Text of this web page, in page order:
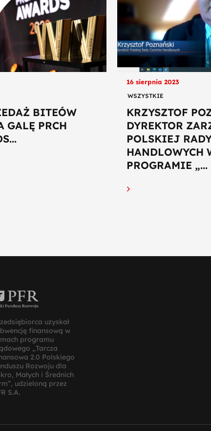
BITEÓW
GALĘ PRCH
16 sierpnia 2023
WSZYSTKIE
KRZYSZTOF
DYREKTOR
POLSKIEJ
HANDLOWYCH
PROGRAMIE „...
uzyskał
finansową w
programu
„Tarcza
2.0 Polskiego
Rozwoju dla
Małych i Średnich
udzieloną przez
S.A.